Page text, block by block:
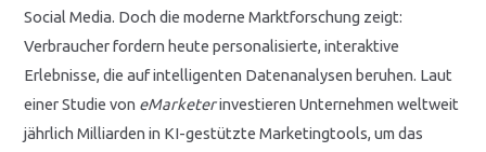
Social Media. Doch die moderne Marktforschung zeigt:
Verbraucher fordern heute personalisierte, interaktive
Erlebnisse, die auf intelligenten Datenanalysen beruhen. Laut
einer Studie von eMarketerinvestieren Unternehmen weltweit
jährlich Milliarden in KI-gestützte Marketingtools, um das